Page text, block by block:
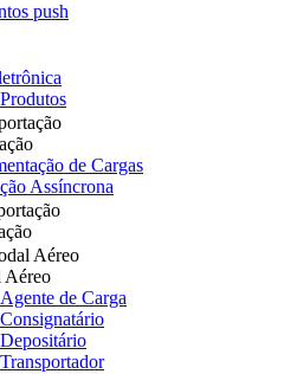
push
de Cargas
Assíncrona
Aéreo
Aéreo
Agente de Carga
Consignatário
Depositário
Transportador